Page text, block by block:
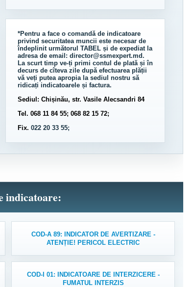
*Pentru a face o comandă de indicatoare
privind securitatea muncii este necesar de
îndeplinit următorul TABELși de expediat la
adresa de email: director@ssmexpert.md.
La scurt timp ve-ți primi contul de plată și în
decurs de cîteva zile după efectuarea plății
vă veți putea apropia la sediul nostru să
ridicați indicatoarele și factura.
Sediul: Chișinău, str. Vasile Alecsandri 84
Tel. 068 11 84 55; 068 82 15 72;
Fix. 022 20 33 55;
indicatoare:
COD-A 89: INDICATOR DE AVERTIZARE -
ATENȚIE! PERICOL ELECTRIC
COD-I 01: INDICATOARE DE INTERZICERE -
FUMATUL INTERZIS